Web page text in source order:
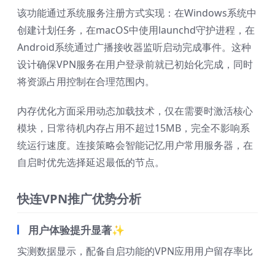
该功能通过系统服务注册方式实现：在Windows系统中
创建计划任务，在macOS中使用launchd守护进程，在
Android系统通过广播接收器监听启动完成事件。这种
设计确保VPN服务在用户登录前就已初始化完成，同时
将资源占用控制在合理范围内。
内存优化方面采用动态加载技术，仅在需要时激活核心
模块，日常待机内存占用不超过15MB，完全不影响系
统运行速度。连接策略会智能记忆用户常用服务器，在
自启时优先选择延迟最低的节点。
快连VPN推广优势分析
用户体验提升显著✨
实测数据显示，配备自启功能的VPN应用用户留存率比